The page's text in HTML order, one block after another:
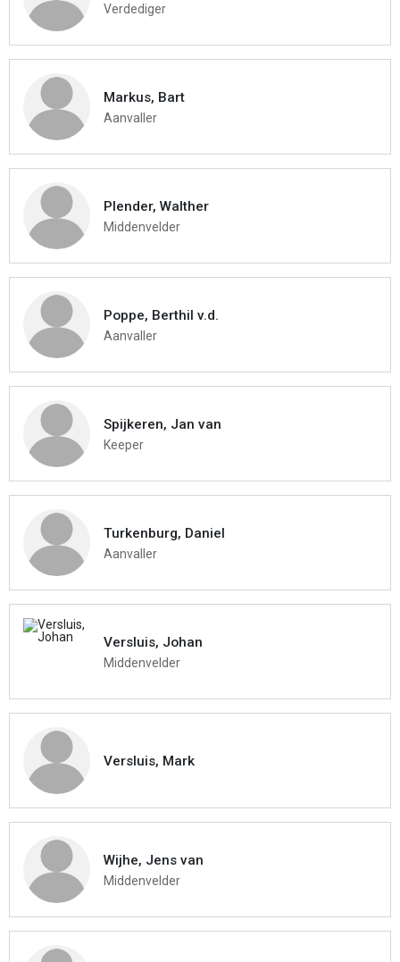
Verdediger
Markus, Bart
Aanvaller
Plender, Walther
Middenvelder
Poppe, Berthil v.d.
Aanvaller
Spijkeren, Jan van
Keeper
Turkenburg, Daniel
Aanvaller
Versluis, Johan
Middenvelder
Versluis, Mark
Wijhe, Jens van
Middenvelder